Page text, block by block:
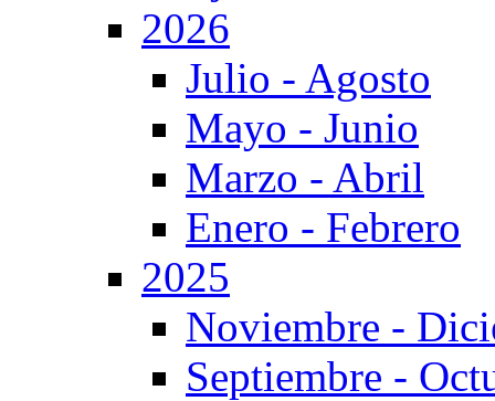
2026
Julio - Agosto
Mayo - Junio
Marzo - Abril
Enero - Febrero
2025
Noviembre -
Septiembre -